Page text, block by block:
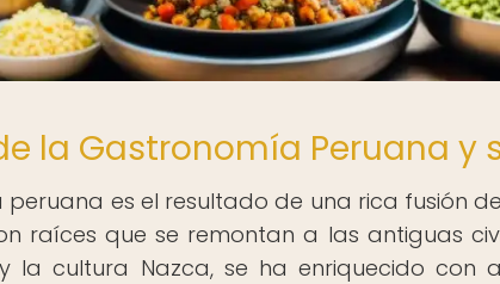
la Gastronomía Peruana y
es el resultado de una rica fusión
raíces que se remontan a las antiguas
la cultura Nazca, se ha enriquecido con